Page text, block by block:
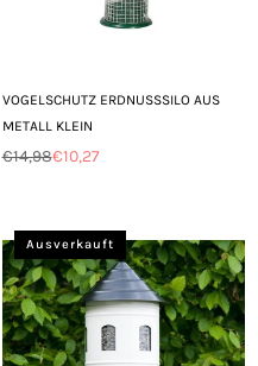
VOGELSCHUTZ ERDNUSSSILO AUS
METALL KLEIN
Normaler
€14,98€10,27
Ausverkauft